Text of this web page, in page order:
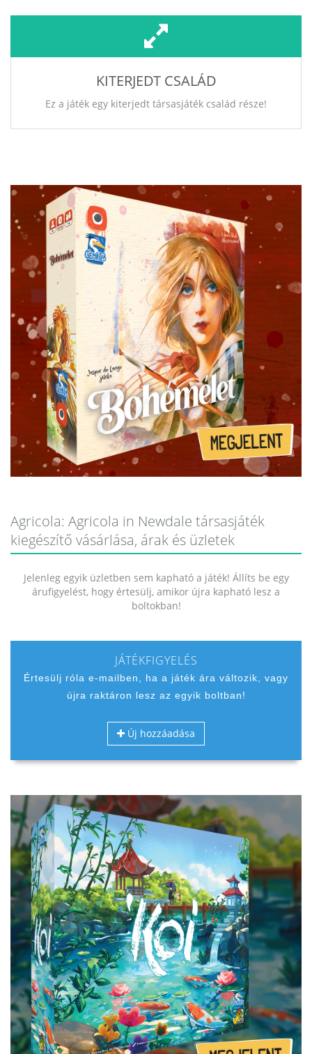
KITERJEDT CSALÁD
Ez a játék egy kiterjedt társasjáték család része!
Agricola: Agricola in Newdale társasjáték
kiegészítő vásárlása, árak és üzletek
Jelenleg egyik üzletben sem kapható a játék! Állíts be egy
árufigyelést, hogy értesülj, amikor újra kapható lesz a
boltokban!
JÁTÉKFIGYELÉS
Értesülj róla e-mailben, ha a játék ára változik, vagy
újra raktáron lesz az egyik boltban!
Új hozzáadása